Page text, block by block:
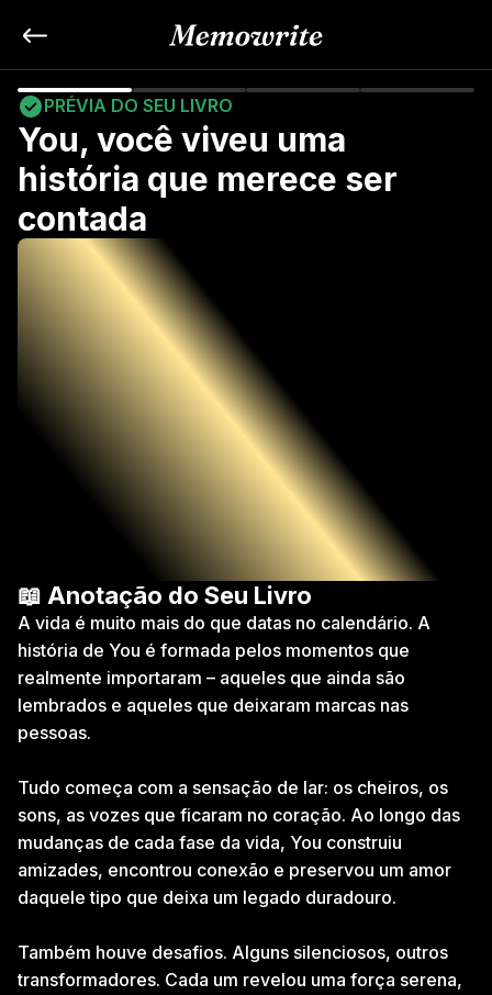
PRÉVIA DO SEU LIVRO
You, você viveu uma
história que merece ser
contada
📖 Anotação do Seu Livro
A vida é muito mais do que datas no calendário. A
história de You é formada pelos momentos que
realmente importaram – aqueles que ainda são
lembrados e aqueles que deixaram marcas nas
pessoas.
Tudo começa com a sensação de lar: os cheiros, os
sons, as vozes que ficaram no coração. Ao longo das
mudanças de cada fase da vida, You construiu
amizades, encontrou conexão e preservou um amor
daquele tipo que deixa um legado duradouro.
Também houve desafios. Alguns silenciosos, outros
transformadores. Cada um revelou uma força serena,